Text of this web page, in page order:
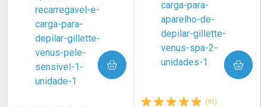
COMPRAR
(91)
COMPRAR